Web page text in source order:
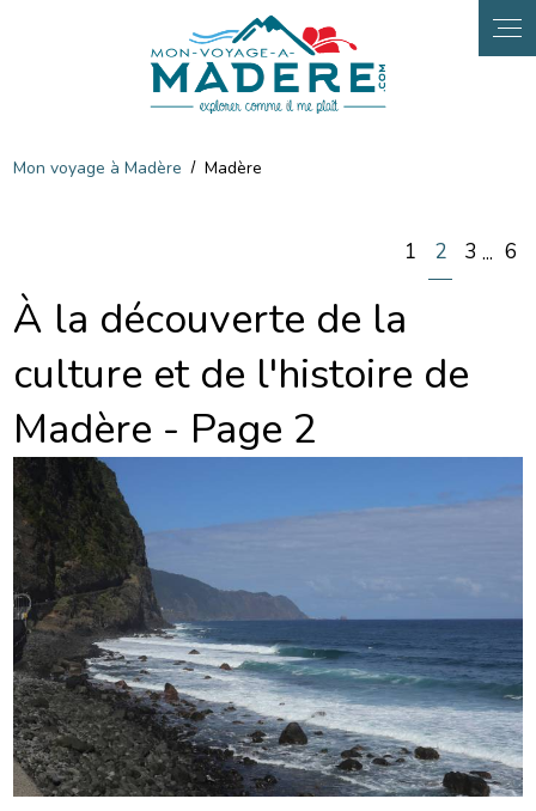
Mon voyage à Madère Madère
1 2 3 ... 6
À la découverte de la
culture et de l'histoire de
Madère - Page 2
Panneau de gestion des cookies